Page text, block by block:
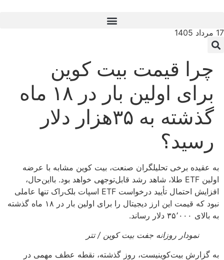
17 مرداد 1405
چرا قیمت بیت کوین
برای اولین بار در ۱۸ ماه
گذشته به ۳۵هزار دلار
رسید؟
به عقیده برخی تحلیلگران صنعت، بیت کوین مشابه با عرضه
اولین ETF طلا، شاهد رشد قابل‌توجهی خواهد بود. بااین‌حال،
افزایش احتمال تأیید درخواست ETF اسپات بلک‌راک تنها عاملی
نبود که قیمت این ارز دیجیتال را برای اولین بار در ۱۸ ماه گذشته
به بالای ۳۵٬۰۰۰ دلار رساند.
نمودار روزانه جفت بیت کوین / تتر
به گزارش بیت‌کوینیست، روز گذشته، نقطه عطف مهمی در